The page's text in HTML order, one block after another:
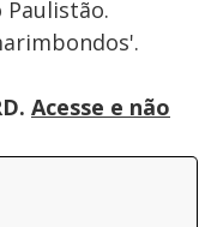
Acesse e não